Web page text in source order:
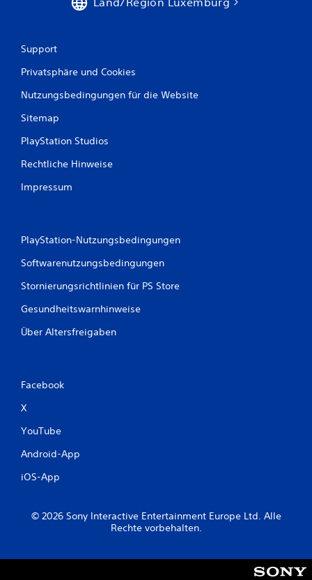
Support
Privatsphäre und Cookies
Nutzungsbedingungen für die Website
Sitemap
PlayStation Studios
Rechtliche Hinweise
Impressum
PlayStation-Nutzungsbedingungen
Softwarenutzungsbedingungen
Stornierungsrichtlinien für PS Store
Gesundheitswarnhinweise
Über Altersfreigaben
Facebook
X
YouTube
Android-App
iOS-App
© 2026 Sony Interactive Entertainment Europe Ltd. Alle
Rechte vorbehalten.